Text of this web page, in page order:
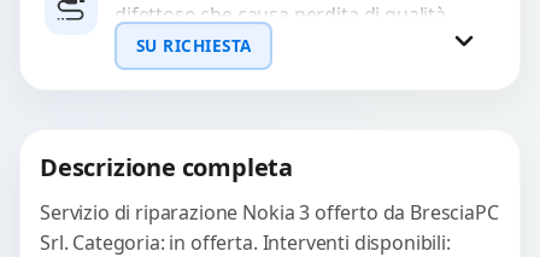
WhatsApp
difettoso che causa perdita di qualità
sonora o impossibilità di collegare cuffie
e accessori....
SU RICHIESTA
Descrizione completa
Servizio di riparazione Nokia 3 offerto da BresciaPC
Srl. Categoria: in offerta. Interventi disponibili: